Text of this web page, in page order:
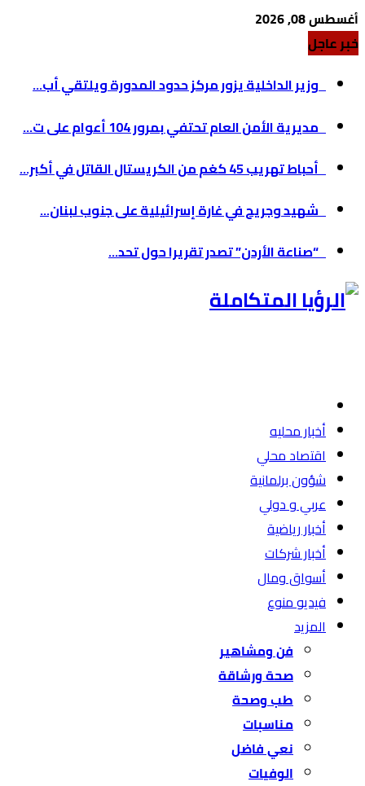
أغسطس 08, 2026
خبر عاجل
وزير الداخلية يزور مركز حدود المدورة ويلتقي أب...
مديرية الأمن العام تحتفي بمرور 104 أعوام على ت...
أحباط تهريب 45 كغم من الكريستال القاتل في أكبر...
شهيد وجريح في غارة إسرائيلية على جنوب لبنان...
“صناعة الأردن” تصدر تقريرا حول تحد...
أخبار محليه
اقتصاد محلي
شؤون برلمانية
عربي و دولي
أخبار رياضية
أخبار شركات
أسواق ومال
فيديو منوع
المزيد
فن ومشاهير
صحة ورشاقة
طب وصحة
مناسبات
نعي فاضل
الوفيات